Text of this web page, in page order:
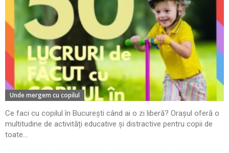
Unde mergem cu copilul
Ce faci cu copilul în București când ai o zi liberă? Orașul oferă o
multitudine de activități educative și distractive pentru copii de
toate...